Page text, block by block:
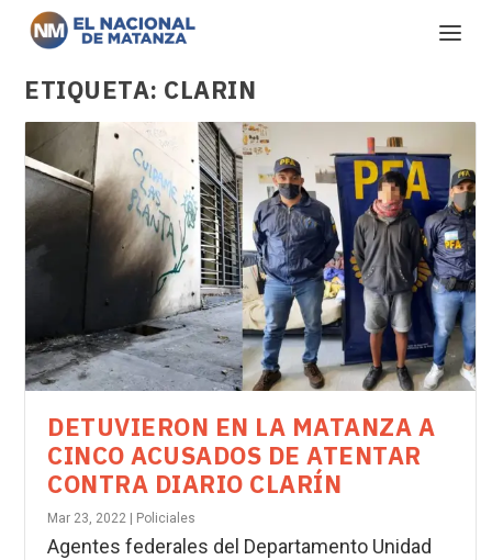
ETIQUETA: CLARIN
DETUVIERON EN LA MATANZA A
CINCO ACUSADOS DE ATENTAR
CONTRA DIARIO CLARÍN
Mar 23, 2022 Policiales
Agentes federales del Departamento Unidad